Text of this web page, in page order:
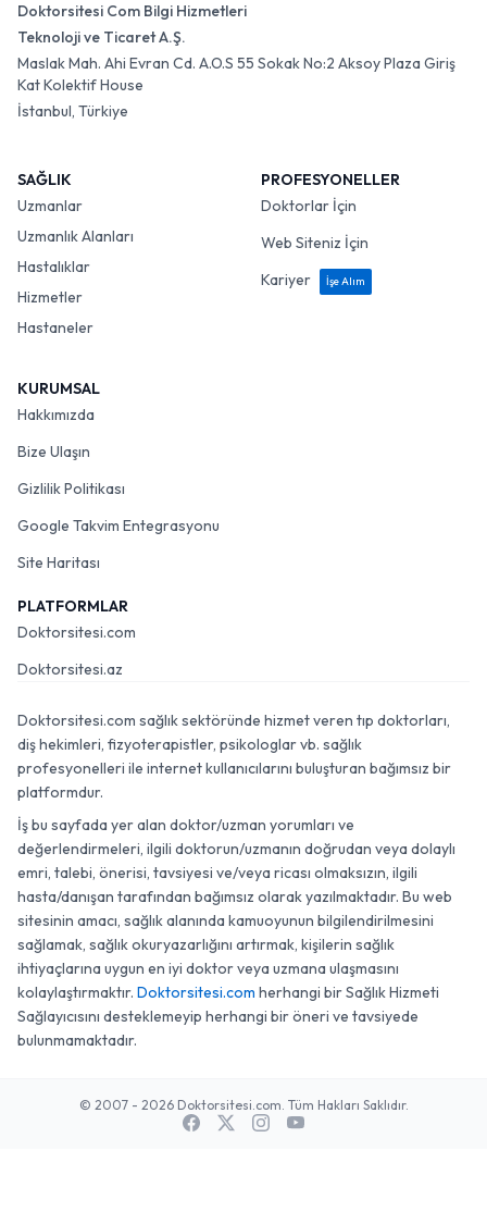
Doktorsitesi Com Bilgi Hizmetleri
Teknoloji ve Ticaret A.Ş.
Maslak Mah. Ahi Evran Cd. A.O.S 55 Sokak No:2 Aksoy Plaza Giriş
Kat Kolektif House
İstanbul, Türkiye
SAĞLIK
Uzmanlar
Uzmanlık Alanları
Hastalıklar
Hizmetler
Hastaneler
PROFESYONELLER
Doktorlar İçin
Web Siteniz İçin
Kariyer
İşe Alım
KURUMSAL
Hakkımızda
Bize Ulaşın
Gizlilik Politikası
Google Takvim Entegrasyonu
Site Haritası
PLATFORMLAR
Doktorsitesi.com
Doktorsitesi.az
Doktorsitesi.com sağlık sektöründe hizmet veren tıp doktorları,
diş hekimleri, fizyoterapistler, psikologlar vb. sağlık
profesyonelleri ile internet kullanıcılarını buluşturan bağımsız bir
platformdur.
İş bu sayfada yer alan doktor/uzman yorumları ve
değerlendirmeleri, ilgili doktorun/uzmanın doğrudan veya dolaylı
emri, talebi, önerisi, tavsiyesi ve/veya ricası olmaksızın, ilgili
hasta/danışan tarafından bağımsız olarak yazılmaktadır. Bu web
sitesinin amacı, sağlık alanında kamuoyunun bilgilendirilmesini
sağlamak, sağlık okuryazarlığını artırmak, kişilerin sağlık
ihtiyaçlarına uygun en iyi doktor veya uzmana ulaşmasını
kolaylaştırmaktır. Doktorsitesi.com herhangi bir Sağlık Hizmeti
Sağlayıcısını desteklemeyip herhangi bir öneri ve tavsiyede
bulunmamaktadır.
© 2007 - 2026 Doktorsitesi.com. Tüm Hakları Saklıdır.